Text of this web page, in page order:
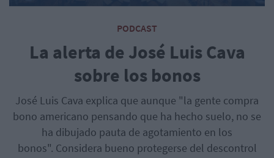
PODCAST
La alerta de José Luis Cava
sobre los bonos
José Luis Cava explica que aunque "la gente compra
bono americano pensando que ha hecho suelo, no se
ha dibujado pauta de agotamiento en los
bonos". Considera bueno protegerse del descontrol